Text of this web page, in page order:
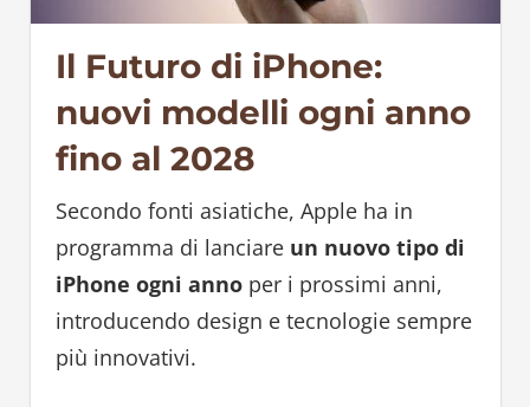
Il Futuro di iPhone:
nuovi modelli ogni anno
fino al 2028
Secondo fonti asiatiche, Apple ha in
programma di lanciare un nuovo tipo di
iPhone ogni annoper i prossimi anni,
introducendo design e tecnologie sempre
più innovativi.